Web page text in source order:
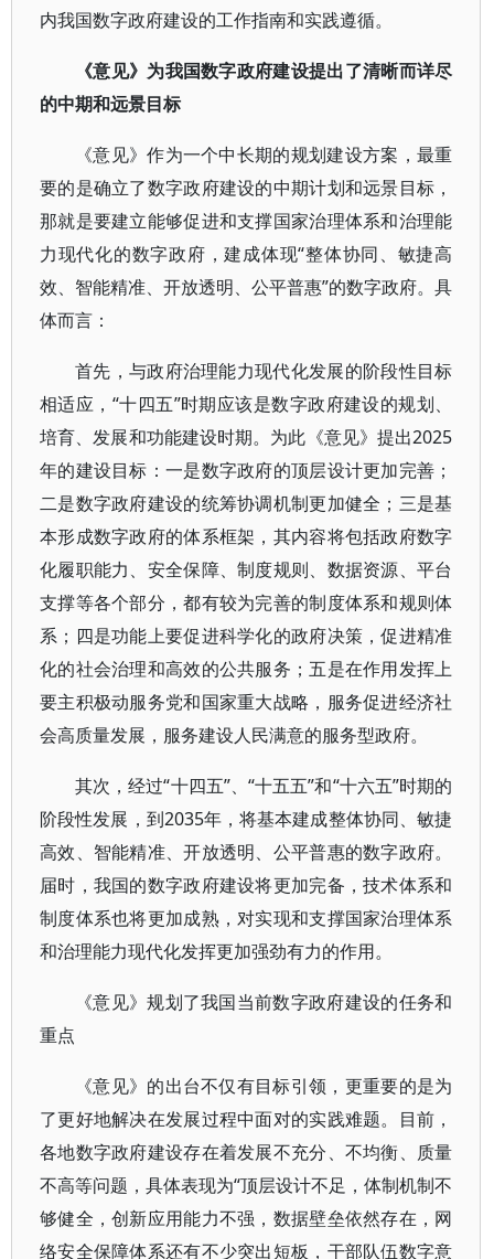
内我国数字政府建设的工作指南和实践遵循。
《意见》为我国数字政府建设提出了清晰而详尽
的中期和远景目标
《意见》作为一个中长期的规划建设方案，最重
要的是确立了数字政府建设的中期计划和远景目标，
那就是要建立能够促进和支撑国家治理体系和治理能
力现代化的数字政府，建成体现“整体协同、敏捷高
效、智能精准、开放透明、公平普惠”的数字政府。具
体而言：
首先，与政府治理能力现代化发展的阶段性目标
相适应，“十四五”时期应该是数字政府建设的规划、
培育、发展和功能建设时期。为此《意见》提出2025
年的建设目标：一是数字政府的顶层设计更加完善；
二是数字政府建设的统筹协调机制更加健全；三是基
本形成数字政府的体系框架，其内容将包括政府数字
化履职能力、安全保障、制度规则、数据资源、平台
支撑等各个部分，都有较为完善的制度体系和规则体
系；四是功能上要促进科学化的政府决策，促进精准
化的社会治理和高效的公共服务；五是在作用发挥上
要主积极动服务党和国家重大战略，服务促进经济社
会高质量发展，服务建设人民满意的服务型政府。
其次，经过“十四五”、“十五五”和“十六五”时期的
阶段性发展，到2035年，将基本建成整体协同、敏捷
高效、智能精准、开放透明、公平普惠的数字政府。
届时，我国的数字政府建设将更加完备，技术体系和
制度体系也将更加成熟，对实现和支撑国家治理体系
和治理能力现代化发挥更加强劲有力的作用。
《意见》规划了我国当前数字政府建设的任务和
重点
《意见》的出台不仅有目标引领，更重要的是为
了更好地解决在发展过程中面对的实践难题。目前，
各地数字政府建设存在着发展不充分、不均衡、质量
不高等问题，具体表现为“顶层设计不足，体制机制不
够健全，创新应用能力不强，数据壁垒依然存在，网
络安全保障体系还有不少突出短板，干部队伍数字意